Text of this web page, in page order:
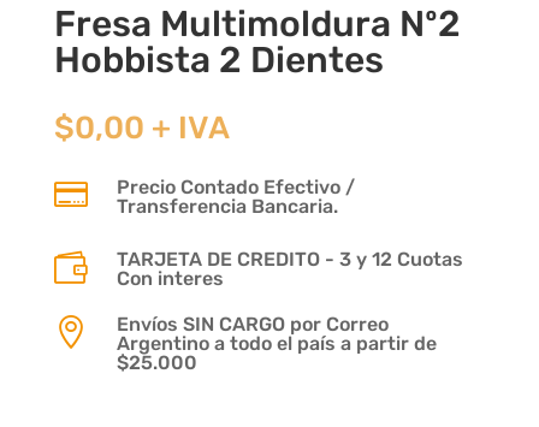
Fresa Multimoldura Nº2
Hobbista 2 Dientes
$0,00 + IVA

Precio Contado Efectivo /
Transferencia Bancaria.

TARJETA DE CREDITO - 3 y 12 Cuotas
Con interes

Envíos SIN CARGO por Correo
Argentino a todo el país a partir de
$25.000